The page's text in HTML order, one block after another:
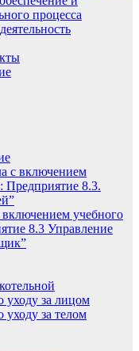
процесса
с включением
Предприятие 8.3.
учебного
8.3 Управление
уходу за лицом
уходу за телом